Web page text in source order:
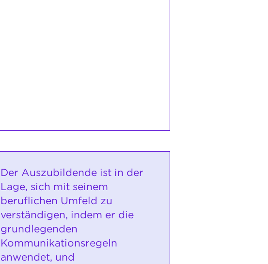
Der Auszubildende ist in der
Lage, sich mit seinem
beruflichen Umfeld zu
verständigen, indem er die
grundlegenden
Kommunikationsregeln
anwendet, und